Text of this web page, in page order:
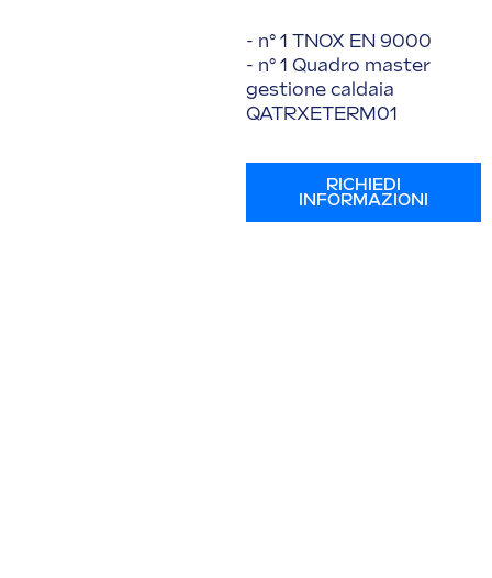
- n° 1 TNOX EN 9000
- n° 1 Quadro master
gestione caldaia
QATRXETERM01
RICHIEDI
INFORMAZIONI